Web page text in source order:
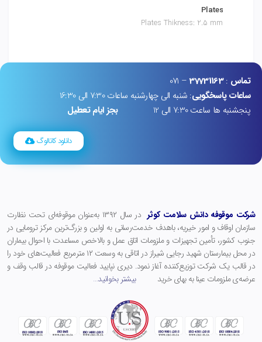
Plates
Plates Thikness: 2.5 mm
تماس :
37731163
– 071
ساعات پاسخگویی: شنبه الی چهارشنبه ساعات 7:30 الی 16:30
پنجشنبه ها ساعت 7:30 الی 12
بجز ایام تعطیل
دانلود کاتالوگ
شرکت موقوفه دانش سلامت کوثر
در سال ۱۳۹۲ به‌عنوان موقوفه‌ای تحت نظارت
سازمان اوقاف و امور خیریه، باهدف خدمت‌رسانی به اولین و بزرگ‌ترین مرکز ترومایی در
جنوب کشور، تأمین تجهیزات و ملزومات اتاق عمل و بالاخص مساعدت با احوال بیماران
در محل بیمارستان شهید رجایی شیراز در اتاقی به وسعت ۱۲ مترمربع فعالیت‌های خود را
در قالب یک شرکت توزیع‌کننده آغاز نمود. دیری نپایید فعالیت موقوفه در قالب وقف و
عرضه‌ی ملزومات عینا به بهای خریدبیشتر بخوانید…